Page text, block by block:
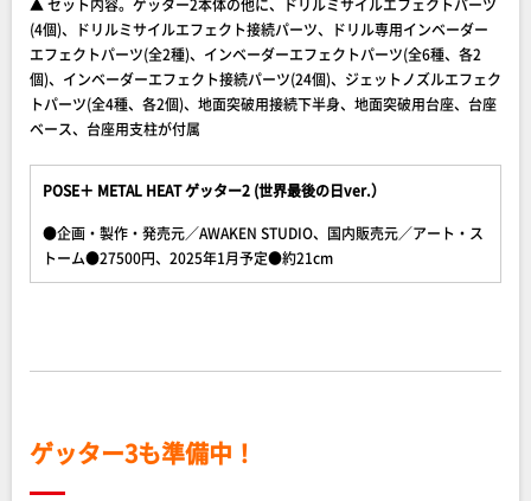
(4個)、ドリルミサイルエフェクト接続パーツ、ドリル専用インベーダー
エフェクトパーツ(全2種)、インベーダーエフェクトパーツ(全6種、各2
個)、インベーダーエフェクト接続パーツ(24個)、ジェットノズルエフェク
トパーツ(全4種、各2個)、地面突破用接続下半身、地面突破用台座、台座
ベース、台座用支柱が付属
POSE＋ METAL HEAT ゲッター2 (世界最後の日ver.）
●企画・製作・発売元／AWAKEN STUDIO、国内販売元／アート・ス
トーム●27500円、2025年1月予定●約21cm
ゲッター3も準備中！